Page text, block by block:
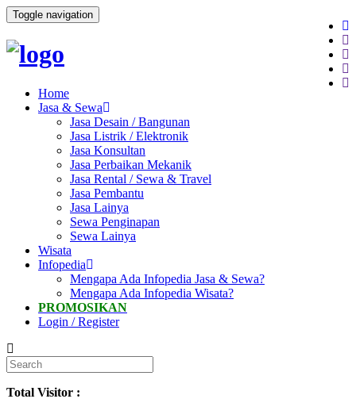
Toggle navigation
Home
Jasa & Sewa
Jasa Desain / Bangunan
Jasa Listrik / Elektronik
Jasa Konsultan
Jasa Perbaikan Mekanik
Jasa Rental / Sewa & Travel
Jasa Pembantu
Jasa Lainya
Sewa Penginapan
Sewa Lainya
Wisata
Infopedia
Mengapa Ada Infopedia Jasa & Sewa?
Mengapa Ada Infopedia Wisata?
PROMOSIKAN
Login / Register
Total Visitor :